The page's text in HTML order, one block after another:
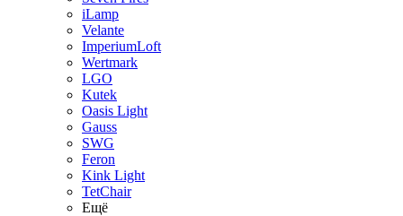
iLamp
Velante
ImperiumLoft
Wertmark
LGO
Kutek
Oasis Light
Gauss
SWG
Feron
Kink Light
TetСhair
Ещё